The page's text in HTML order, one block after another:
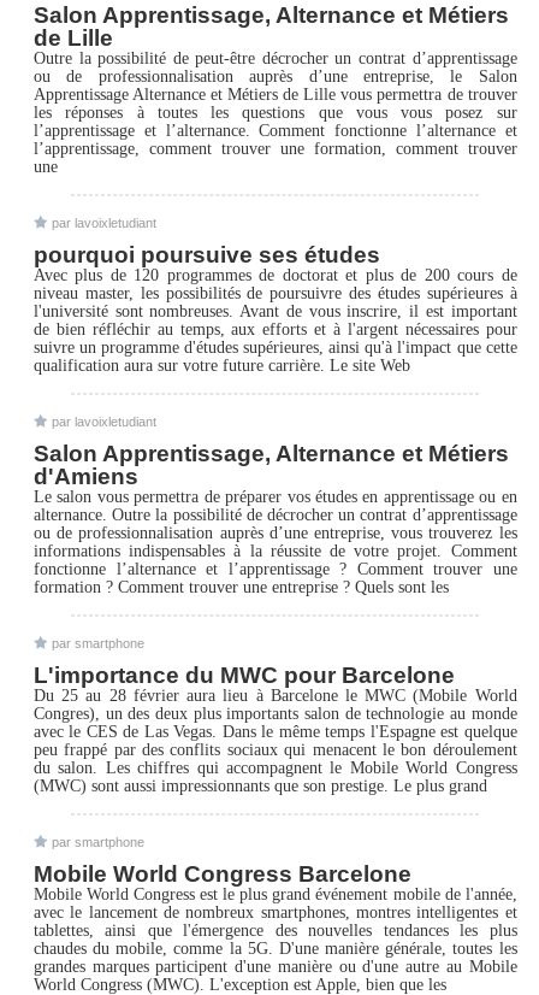
Salon Apprentissage, Alternance et Métiers
de Lille
Outre la possibilité de peut-être décrocher un contrat d’apprentissage
ou de professionnalisation auprès d’une entreprise, le Salon
Apprentissage Alternance et Métiers de Lille vous permettra de trouver
les réponses à toutes les questions que vous vous posez sur
l’apprentissage et l’alternance. Comment fonctionne l’alternance et
l’apprentissage, comment trouver une formation, comment trouver
une
par lavoixletudiant
pourquoi poursuive ses études
Avec plus de 120 programmes de doctorat et plus de 200 cours de
niveau master, les possibilités de poursuivre des études supérieures à
l'université sont nombreuses. Avant de vous inscrire, il est important
de bien réfléchir au temps, aux efforts et à l'argent nécessaires pour
suivre un programme d'études supérieures, ainsi qu'à l'impact que cette
qualification aura sur votre future carrière. Le site Web
par lavoixletudiant
Salon Apprentissage, Alternance et Métiers
d'Amiens
Le salon vous permettra de préparer vos études en apprentissage ou en
alternance. Outre la possibilité de décrocher un contrat d’apprentissage
ou de professionnalisation auprès d’une entreprise, vous trouverez les
informations indispensables à la réussite de votre projet. Comment
fonctionne l’alternance et l’apprentissage ? Comment trouver une
formation ? Comment trouver une entreprise ? Quels sont les
par smartphone
L'importance du MWC pour Barcelone
Du 25 au 28 février aura lieu à Barcelone le MWC (Mobile World
Congres), un des deux plus importants salon de technologie au monde
avec le CES de Las Vegas. Dans le même temps l'Espagne est quelque
peu frappé par des conflits sociaux qui menacent le bon déroulement
du salon. Les chiffres qui accompagnent le Mobile World Congress
(MWC) sont aussi impressionnants que son prestige. Le plus grand
par smartphone
Mobile World Congress Barcelone
Mobile World Congress est le plus grand événement mobile de l'année,
avec le lancement de nombreux smartphones, montres intelligentes et
tablettes, ainsi que l'émergence des nouvelles tendances les plus
chaudes du mobile, comme la 5G. D'une manière générale, toutes les
grandes marques participent d'une manière ou d'une autre au Mobile
World Congress (MWC). L'exception est Apple, bien que les